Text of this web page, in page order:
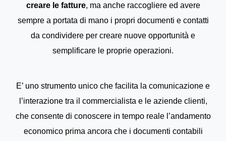
creare le fatture, ma anche raccogliere ed avere
sempre a portata di mano i propri documenti e contatti
da condividere per creare nuove opportunità e
semplificare le proprie operazioni.
E’ uno strumento unico che facilita la comunicazione e
l’interazione tra il commercialista e le aziende clienti,
che consente di conoscere in tempo reale l’andamento
economico prima ancora che i documenti contabili